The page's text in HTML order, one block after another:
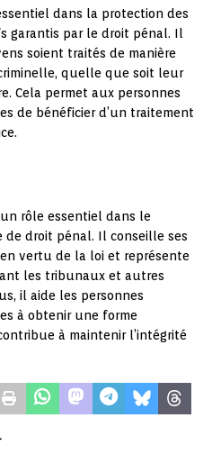
dans la protection des
garantis par le droit pénal. Il
soient traités de manière
quelle que soit leur
Cela permet aux personnes
de bénéficier d’un traitement
rôle essentiel dans le
de droit pénal. Il conseille ses
vertu de la loi et représente
les tribunaux et autres
il aide les personnes
à obtenir une forme
à maintenir l’intégrité